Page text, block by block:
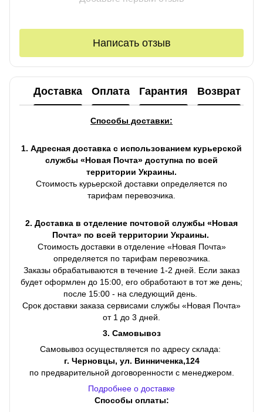
Написать отзыв
Доставка Оплата Гарантия Возврат
Способы доставки:
1. Адресная доставка с использованием курьерской
службы «Новая Почта» доступна по всей
территории Украины.
Стоимость курьерской доставки определяется по
тарифам перевозчика.
2. Доставка в отделение почтовой службы «Новая
Почта» по всей территории Украины.
Стоимость доставки в отделение «Новая Почта»
определяется по тарифам перевозчика.
Заказы обрабатываются в течение 1-2 дней. Если заказ
будет оформлен до 15:00, его обработают в тот же день;
после 15:00 - на следующий день.
Срок доставки заказа сервисами службы «Новая Почта»
от 1 до 3 дней.
3. Самовывоз
Самовывоз осуществляется по адресу склада:
г. Черновцы, ул. Винниченка,124
по предварительной договоренности с менеджером.
Подробнее о доставке
Способы оплаты: